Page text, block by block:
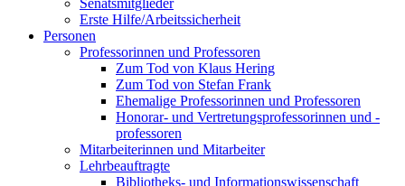
Erste Hilfe/Arbeitssicherheit
Personen
Professorinnen und Professoren
Zum Tod von Klaus Hering
Zum Tod von Stefan Frank
Ehemalige Professorinnen und Professoren
Honorar- und Vertretungsprofessorinnen und -
professoren
Mitarbeiterinnen und Mitarbeiter
Lehrbeauftragte
Bibliotheks- und Informationswissenschaft